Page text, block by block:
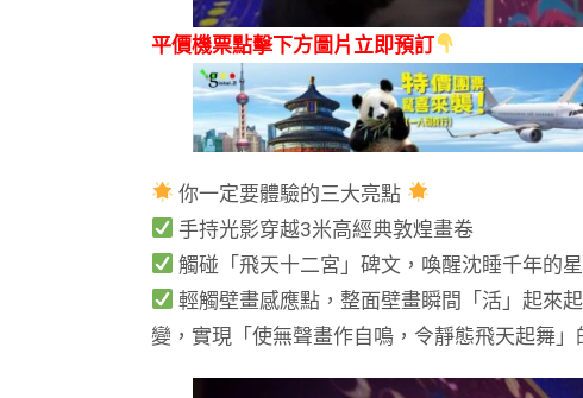
平價機票點擊下方圖片立即預訂
你一定要體驗的三大亮點
手持光影穿越3米高經典敦煌畫卷
觸碰「飛天十二宮」碑文，喚醒沈睡千年的
輕觸壁畫感應點，整面壁畫瞬間「活」起來
變，實現「使無聲畫作自鳴，令靜態飛天起舞」